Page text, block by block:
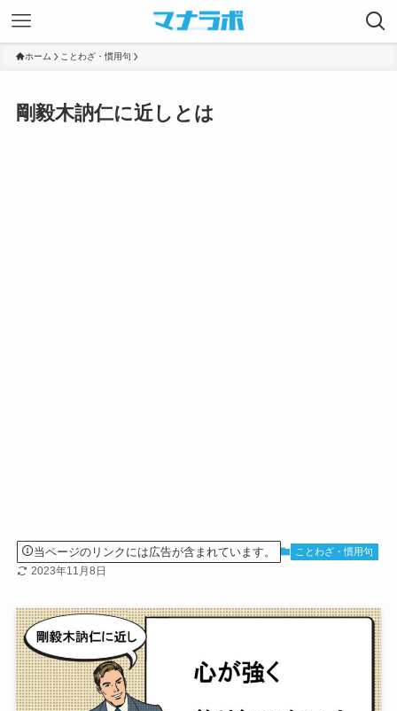
ホーム ことわざ・慣用句
剛毅木訥仁に近しとは
当ページのリンクには広告が含まれています。 ことわざ・慣用句
2023年11月8日